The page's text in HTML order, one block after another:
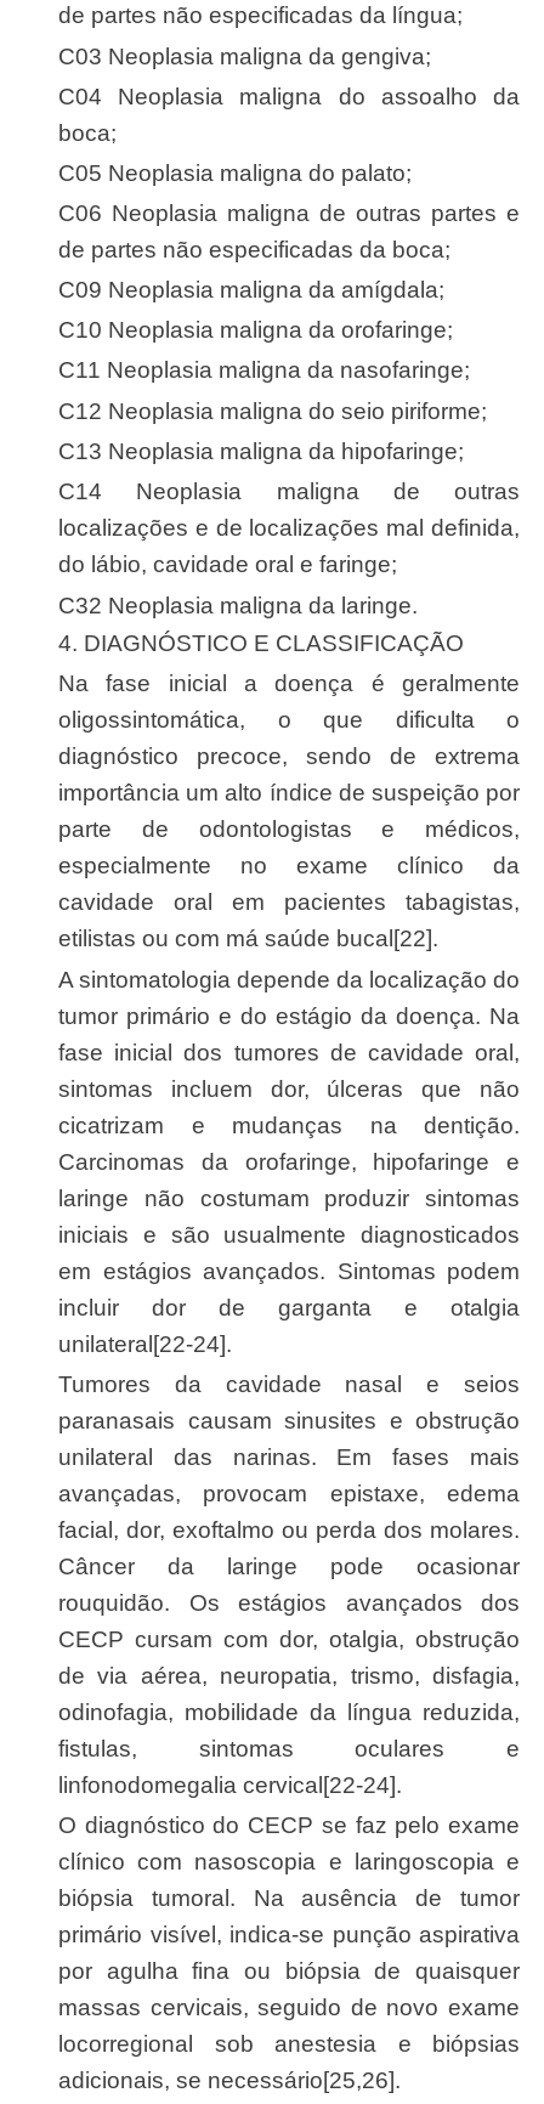
de partes não especificadas da língua;
C03 Neoplasia maligna da gengiva;
C04 Neoplasia maligna do assoalho da
boca;
C05 Neoplasia maligna do palato;
C06 Neoplasia maligna de outras partes e
de partes não especificadas da boca;
C09 Neoplasia maligna da amígdala;
C10 Neoplasia maligna da orofaringe;
C11 Neoplasia maligna da nasofaringe;
C12 Neoplasia maligna do seio piriforme;
C13 Neoplasia maligna da hipofaringe;
C14 Neoplasia maligna de outras
localizações e de localizações mal definida,
do lábio, cavidade oral e faringe;
C32 Neoplasia maligna da laringe.
4. DIAGNÓSTICO E CLASSIFICAÇÃO
Na fase inicial a doença é geralmente
oligossintomática, o que dificulta o
diagnóstico precoce, sendo de extrema
importância um alto índice de suspeição por
parte de odontologistas e médicos,
especialmente no exame clínico da
cavidade oral em pacientes tabagistas,
etilistas ou com má saúde bucal[22].
A sintomatologia depende da localização do
tumor primário e do estágio da doença. Na
fase inicial dos tumores de cavidade oral,
sintomas incluem dor, úlceras que não
cicatrizam e mudanças na dentição.
Carcinomas da orofaringe, hipofaringe e
laringe não costumam produzir sintomas
iniciais e são usualmente diagnosticados
em estágios avançados. Sintomas podem
incluir dor de garganta e otalgia
unilateral[22-24].
Tumores da cavidade nasal e seios
paranasais causam sinusites e obstrução
unilateral das narinas. Em fases mais
avançadas, provocam epistaxe, edema
facial, dor, exoftalmo ou perda dos molares.
Câncer da laringe pode ocasionar
rouquidão. Os estágios avançados dos
CECP cursam com dor, otalgia, obstrução
de via aérea, neuropatia, trismo, disfagia,
odinofagia, mobilidade da língua reduzida,
fistulas, sintomas oculares e
linfonodomegalia cervical[22-24].
O diagnóstico do CECP se faz pelo exame
clínico com nasoscopia e laringoscopia e
biópsia tumoral. Na ausência de tumor
primário visível, indica-se punção aspirativa
por agulha fina ou biópsia de quaisquer
massas cervicais, seguido de novo exame
locorregional sob anestesia e biópsias
adicionais, se necessário[25,26].